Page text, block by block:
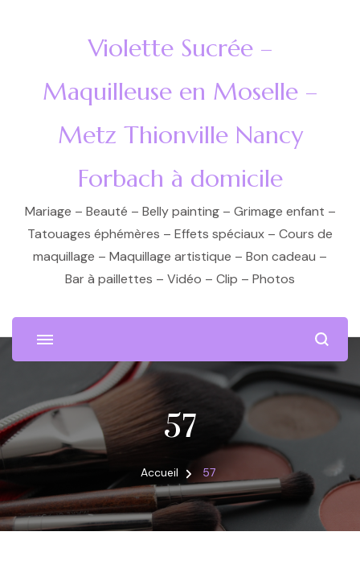
Violette Sucrée –
Maquilleuse en Moselle –
Metz Thionville Nancy
Forbach à domicile
Mariage – Beauté – Belly painting – Grimage enfant –
Tatouages éphémères – Effets spéciaux – Cours de
maquillage – Maquillage artistique – Bon cadeau –
Bar à paillettes – Vidéo – Clip – Photos
57
Accueil 57